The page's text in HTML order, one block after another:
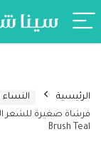
الرئيسية النساء
Brush Teal